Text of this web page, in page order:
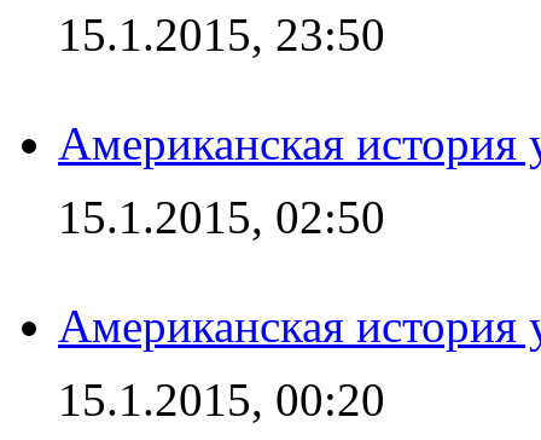
15.1.2015, 23:50
Американская история
15.1.2015, 02:50
Американская история
15.1.2015, 00:20